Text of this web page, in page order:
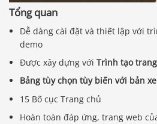
Tổng quan
Dễ dàng cài đặt và thiết lập với
demo
Được xây dựng vớiTrình tạo
Bảng tùy chọn tùy biến với bản
15 Bố cục Trang chủ
Hoàn toàn đáp ứng, trang web